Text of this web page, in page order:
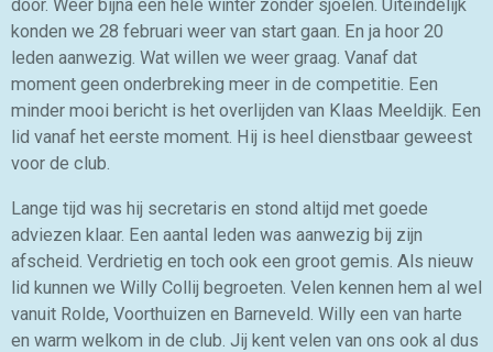
door. Weer bijna een hele winter zonder sjoelen. Uiteindelijk
konden we 28 februari weer van start gaan. En ja hoor 20
leden aanwezig. Wat willen we weer graag. Vanaf dat
moment geen onderbreking meer in de competitie. Een
minder mooi bericht is het overlijden van Klaas Meeldijk. Een
lid vanaf het eerste moment. Hij is heel dienstbaar geweest
voor de club.
Lange tijd was hij secretaris en stond altijd met goede
adviezen klaar. Een aantal leden was aanwezig bij zijn
afscheid. Verdrietig en toch ook een groot gemis. Als nieuw
lid kunnen we Willy Collij begroeten. Velen kennen hem al wel
vanuit Rolde, Voorthuizen en Barneveld. Willy een van harte
en warm welkom in de club. Jij kent velen van ons ook al dus